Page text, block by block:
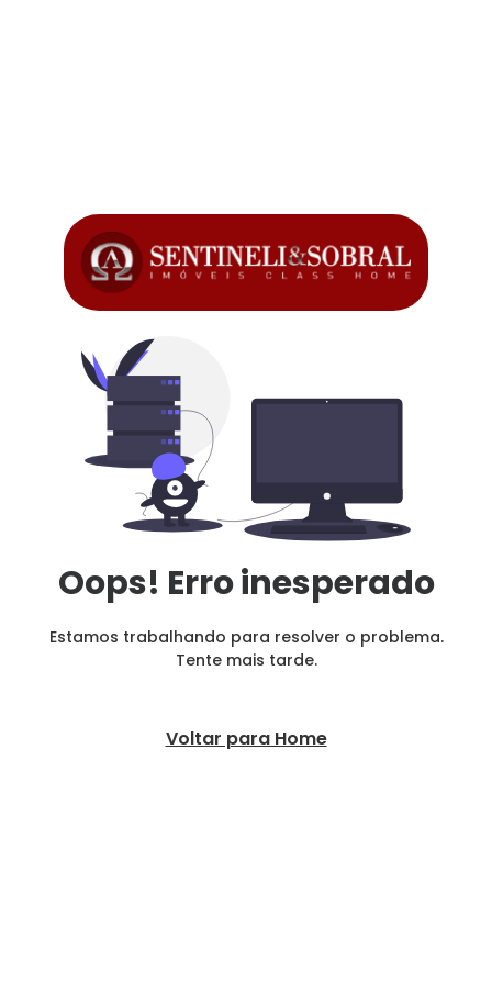
Oops! Erro inesperado
Estamos trabalhando para resolver o problema.
Tente mais tarde.
Voltar para Home